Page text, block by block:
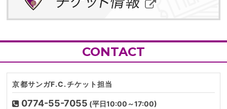
CONTACT
京都サンガF.C.チケット担当
0774-55-7055 (平日10:00～17:00)